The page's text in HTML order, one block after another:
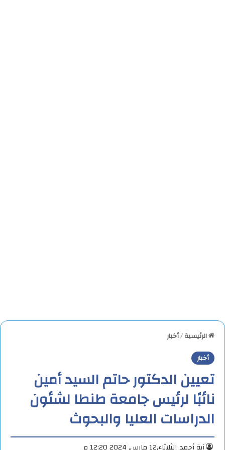
الرئيسية/أخبار
أخبار
تعيين الدكتور حاتم السيد أمين
نائبًا لرئيس جامعة طنطا لشئون
الدراسات العليا والبحوث